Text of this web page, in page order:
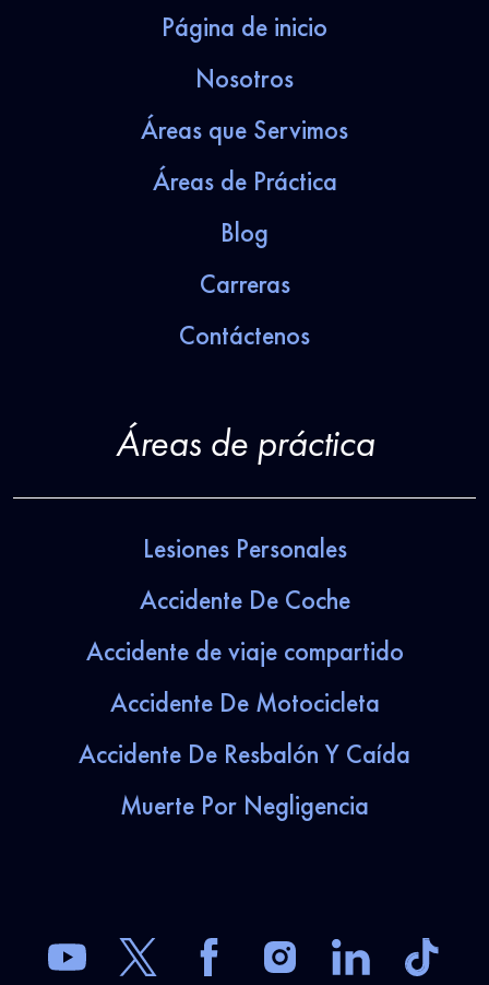
Página de inicio
Nosotros
Áreas que Servimos
Áreas de Práctica
Blog
Carreras
Contáctenos
Áreas de práctica
Lesiones Personales
Accidente De Coche
Accidente de viaje compartido
Accidente De Motocicleta
Accidente De Resbalón Y Caída
Muerte Por Negligencia